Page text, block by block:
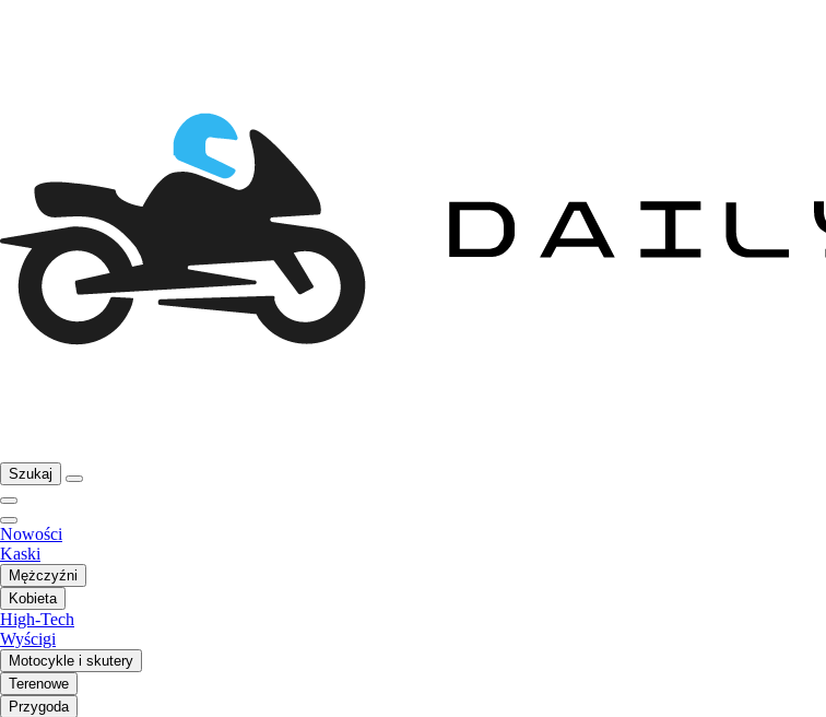
Szukaj
Nowości
Kaski
Mężczyźni
Kobieta
High-Tech
Wyścigi
Motocykle i skutery
Terenowe
Przygoda